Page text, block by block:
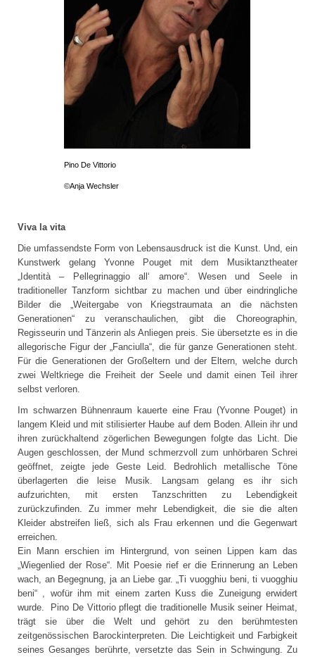
Pino De Vittorio
©Anja Wechsler
Viva la vita
Die umfassendste Form von Lebensausdruck ist die Kunst. Und, ein
Kunstwerk gelang Yvonne Pouget mit dem Musiktanztheater
„Identità – Pellegrinaggio all‘ amore“. Wesen und Seele in
traditioneller Tanzform sichtbar zu machen und über eindringliche
Bilder die „Weitergabe von Kriegstraumata an die nächsten
Generationen“ zu veranschaulichen, gibt die Choreographin,
Regisseurin und Tänzerin als Anliegen preis. Sie übersetzte es in die
allegorische Figur der „Fanciulla“, die für ganze Generationen steht.
Für die Generationen der Großeltern und der Eltern, welche durch
zwei Weltkriege die Freiheit der Seele und damit einen Teil ihrer
selbst verloren.
Im schwarzen Bühnenraum kauerte eine Frau (Yvonne Pouget) in
langem Kleid und mit stilisierter Haube auf dem Boden. Allein ihr und
ihren zurückhaltend zögerlichen Bewegungen folgte das Licht. Die
Augen geschlossen, der Mund schmerzvoll zum unhörbaren Schrei
geöffnet, zeigte jede Geste Leid. Bedrohlich metallische Töne
überlagerten die leise Musik. Langsam gelang es ihr sich
aufzurichten, mit ersten Tanzschritten zu Lebendigkeit
zurückzufinden. Zu immer mehr Lebendigkeit, die sie die alten
Kleider abstreifen ließ, sich als Frau erkennen und die Gegenwart
erreichen.
Ein Mann erschien im Hintergrund, von seinen Lippen kam das
„Wiegenlied der Rose“. Mit Poesie rief er die Erinnerung an Leben
wach, an Begegnung, ja an Liebe gar. „Ti vuogghiu beni, ti vuogghiu
beni“ , wofür ihm mit einem zarten Kuss die Zuneigung erwidert
wurde. Pino De Vittorio pflegt die traditionelle Musik seiner Heimat,
trägt sie über die Welt und gehört zu den berühmtesten
zeitgenössischen Barockinterpreten. Die Leichtigkeit und Farbigkeit
seines Gesanges berührte, versetzte das Sein in Schwingung. Zu